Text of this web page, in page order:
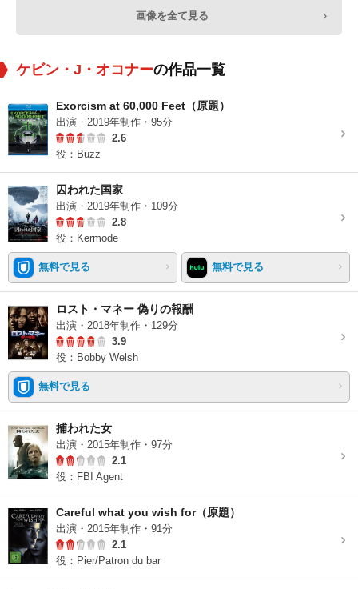
画像を全て見る
ケビン・J・オコナーの作品一覧
Exorcism at 60,000 Feet（原題）
出演・2019年制作・95分
2.6
役：Buzz
囚われた国家
出演・2019年制作・109分
2.8
役：Kermode
無料で見る 無料で見る
ロスト・マネー 偽りの報酬
出演・2018年制作・129分
3.9
役：Bobby Welsh
無料で見る
捕われた女
出演・2015年制作・97分
2.1
役：FBI Agent
Careful what you wish for（原題）
出演・2015年制作・91分
2.1
役：Pier/Patron du bar